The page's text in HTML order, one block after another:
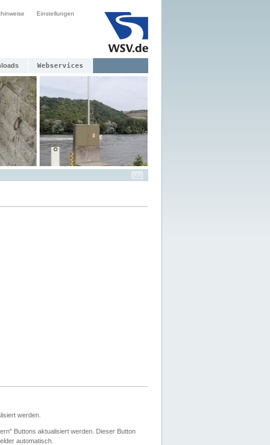
Einstellungen
Webservices
werden.
Buttons aktualisiert werden. Dieser Button
automatisch.